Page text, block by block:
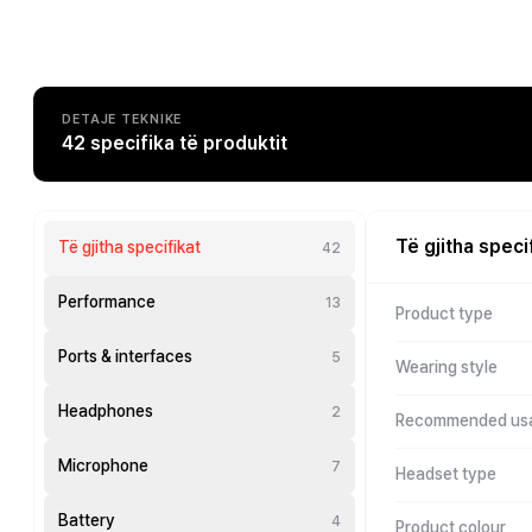
DETAJE TEKNIKE
42 specifika të produktit
Të gjitha specifikat 42
Performance 13
Ports & interfaces 5
Headphones 2
Microphone 7
Battery 4
Të gjitha
Product type
Wearing style
Recommended
Headset type
Product colour